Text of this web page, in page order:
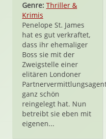
Genre: Thriller &
Krimis
Penelope St. James
hat es gut verkraftet,
dass ihr ehemaliger
Boss sie mit der
Zweigstelle einer
elitären Londoner
ganz schön
reingelegt hat. Nun
betreibt sie eben mit
eigenen...